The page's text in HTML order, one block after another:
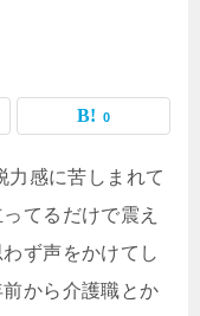
0
力感に苦しまれて
てるだけで震え
ず声をかけてし
から介護職とか